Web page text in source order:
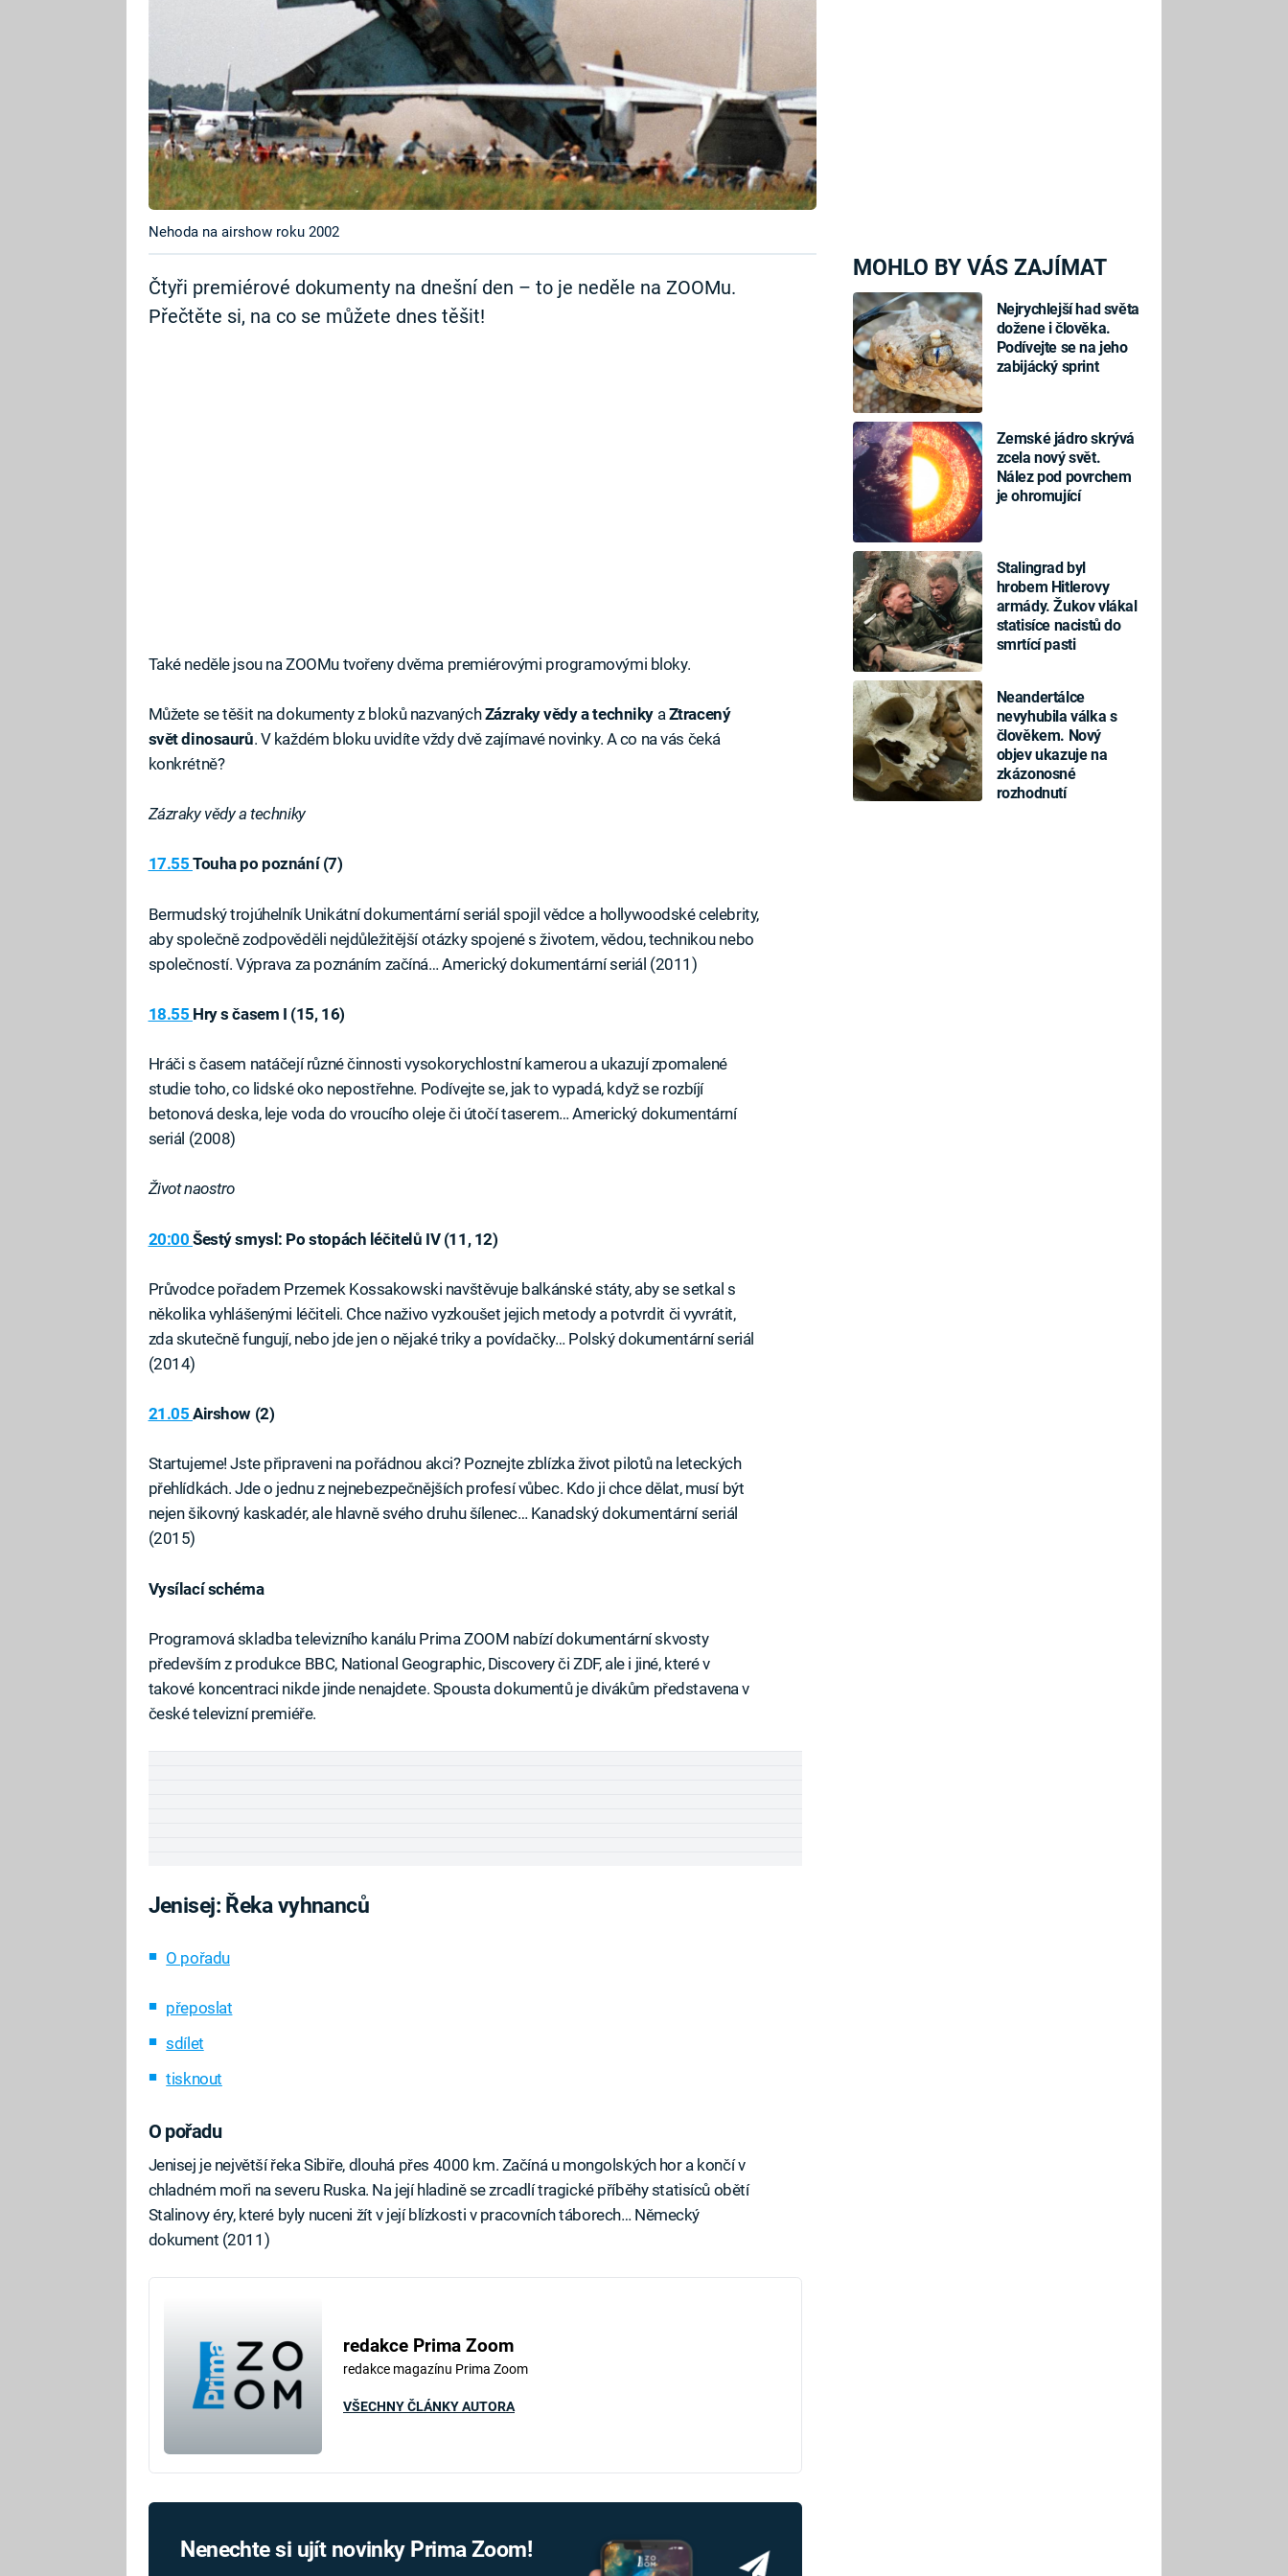
MOHLO BY VÁS ZAJÍMAT
Nejrychlejší had světa
dožene i člověka.
Podívejte se na jeho
zabijácký sprint
Zemské jádro skrývá
zcela nový svět.
Nález pod povrchem
je ohromující
Stalingrad byl
hrobem Hitlerovy
armády. Žukov vlákal
statisíce nacistů do
smrtící pasti
Neandertálce
nevyhubila válka s
člověkem. Nový
objev ukazuje na
zkázonosné
rozhodnutí
Nehoda na airshow roku 2002
Čtyři premiérové dokumenty na dnešní den – to je neděle na ZOOMu.
Přečtěte si, na co se můžete dnes těšit!
Také neděle jsou na ZOOMu tvořeny dvěma premiérovými programovými bloky.
Můžete se těšit na dokumenty z bloků nazvanýchZázraky vědy a technikya Ztracený
svět dinosaurů. V každém bloku uvidíte vždy dvě zajímavé novinky. A co na vás čeká
konkrétně?
Zázraky vědy a techniky
17.55 Touha po poznání (7)
Bermudský trojúhelník Unikátní dokumentární seriál spojil vědce a hollywoodské celebrity,
aby společně zodpověděli nejdůležitější otázky spojené s životem, vědou, technikou nebo
společností. Výprava za poznáním začíná… Americký dokumentární seriál (2011)
18.55 Hry s časem I (15, 16)
Hráči s časem natáčejí různé činnosti vysokorychlostní kamerou a ukazují zpomalené
studie toho, co lidské oko nepostřehne. Podívejte se, jak to vypadá, když se rozbíjí
betonová deska, leje voda do vroucího oleje či útočí taserem… Americký dokumentární
seriál (2008)
Život naostro
20:00 Šestý smysl: Po stopách léčitelů IV (11, 12)
Průvodce pořadem Przemek Kossakowski navštěvuje balkánské státy, aby se setkal s
několika vyhlášenými léčiteli. Chce naživo vyzkoušet jejich metody a potvrdit či vyvrátit,
zda skutečně fungují, nebo jde jen o nějaké triky a povídačky… Polský dokumentární seriál
(2014)
21.05 Airshow (2)
Startujeme! Jste připraveni na pořádnou akci? Poznejte zblízka život pilotů na leteckých
přehlídkách. Jde o jednu z nejnebezpečnějších profesí vůbec. Kdo ji chce dělat, musí být
nejen šikovný kaskadér, ale hlavně svého druhu šílenec… Kanadský dokumentární seriál
(2015)
Vysílací schéma
Programová skladba televizního kanálu Prima ZOOM nabízí dokumentární skvosty
především z produkce BBC, National Geographic, Discovery či ZDF, ale i jiné, které v
takové koncentraci nikde jinde nenajdete. Spousta dokumentů je divákům představena v
české televizní premiéře.
Jenisej: Řeka vyhnanců
O pořadu
přeposlat
sdílet
tisknout
O pořadu
Jenisej je největší řeka Sibiře, dlouhá přes 4000 km. Začíná u mongolských hor a končí v
chladném moři na severu Ruska. Na její hladině se zrcadlí tragické příběhy statisíců obětí
Stalinovy éry, které byly nuceni žít v její blízkosti v pracovních táborech… Německý
dokument (2011)
redakce Prima Zoom
redakce magazínu Prima Zoom
VŠECHNY ČLÁNKY AUTORA
Nenechte si ujít novinky Prima Zoom!